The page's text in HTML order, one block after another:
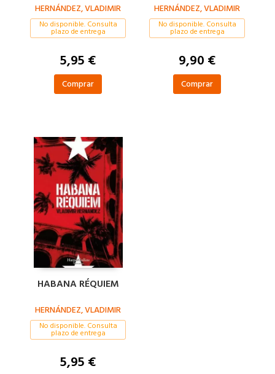
HERNÁNDEZ, VLADIMIR
No disponible. Consulta
plazo de entrega
5,95 €
Comprar
HERNÁNDEZ, VLADIMIR
No disponible. Consulta
plazo de entrega
9,90 €
Comprar
HABANA RÉQUIEM
HERNÁNDEZ, VLADIMIR
No disponible. Consulta
plazo de entrega
5,95 €